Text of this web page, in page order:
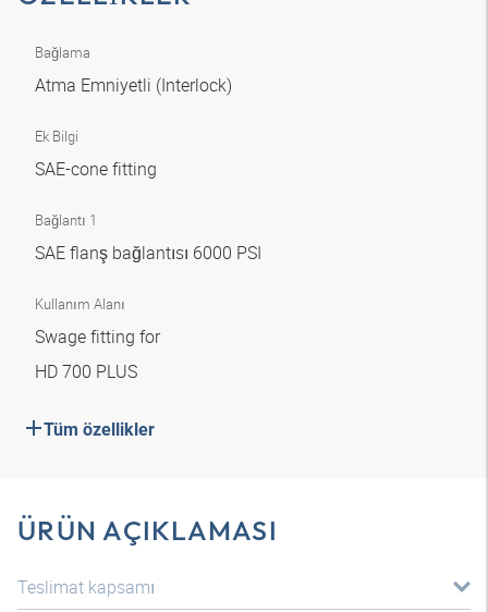
Bağlama
Atma Emniyetli (Interlock)
Ek Bilgi
SAE-cone fitting
Bağlantı 1
SAE flanş bağlantısı 6000 PSI
Kullanım Alanı
Swage fitting for
HD 700 PLUS
Tüm özellikler
ÜRÜN AÇIKLAMASI
Teslimat kapsamı